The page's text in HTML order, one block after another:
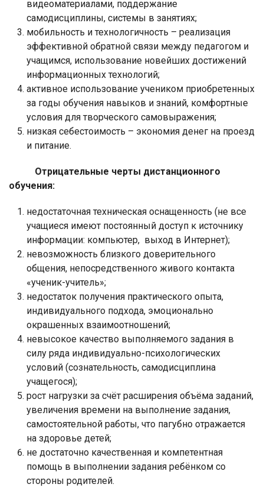
видеоматериалами, поддержание
самодисциплины, системы в занятиях;
мобильность и технологичность – реализация
эффективной обратной связи между педагогом и
учащимся, использование новейших достижений
информационных технологий;
активное использование учеником приобретенных
за годы обучения навыков и знаний, комфортные
условия для творческого самовыражения;
низкая себестоимость – экономия денег на проезд
и питание.
Отрицательные черты дистанционного
обучения:
недостаточная техническая оснащенность (не все
учащиеся имеют постоянный доступ к источнику
информации: компьютер, выход в Интернет);
невозможность близкого доверительного
общения, непосредственного живого контакта
«ученик-учитель»;
недостаток получения практического опыта,
индивидуального подхода, эмоционально
окрашенных взаимоотношений;
невысокое качество выполняемого задания в
силу ряда индивидуально-психологических
условий (сознательность, самодисциплина
учащегося);
рост нагрузки за счёт расширения объёма заданий,
увеличения времени на выполнение задания,
самостоятельной работы, что пагубно отражается
на здоровье детей;
не достаточно качественная и компетентная
помощь в выполнении задания ребёнком со
стороны родителей.